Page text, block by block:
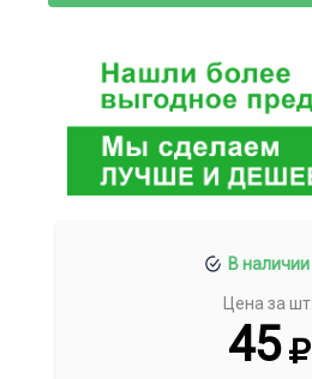
В наличии
Цена за шт.
45